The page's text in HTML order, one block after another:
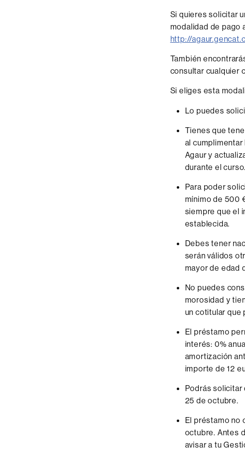
Si quieres solicitar
modalidad de pago
http://
También
consultar cualquier
Si eliges esta
Lo puedes
Tienes que
al
Agaur y
durante el curso.
Para poder
mínimo de 500
siempre que el
establecida.
Debes tener
serán válidos
mayor de edad
No puedes
morosidad y
un cotitular que
El préstamo
interés: 0%
amortización
importe de 12
Podrás solicitar
25 de octubre.
El préstamo no
octubre. Antes
avisar a tu